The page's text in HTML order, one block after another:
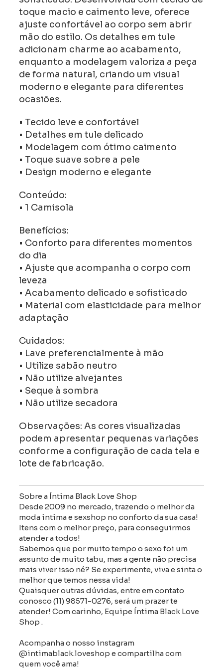
toque macio e caimento leve, oferece
ajuste confortável ao corpo sem abrir
mão do estilo. Os detalhes em tule
adicionam charme ao acabamento,
enquanto a modelagem valoriza a peça
de forma natural, criando um visual
moderno e elegante para diferentes
ocasiões.
• Tecido leve e confortável
• Detalhes em tule delicado
• Modelagem com ótimo caimento
• Toque suave sobre a pele
• Design moderno e elegante
Conteúdo:
• 1 Camisola
Benefícios:
• Conforto para diferentes momentos
do dia
• Ajuste que acompanha o corpo com
leveza
• Acabamento delicado e sofisticado
• Material com elasticidade para melhor
adaptação
Cuidados:
• Lave preferencialmente à mão
• Utilize sabão neutro
• Não utilize alvejantes
• Seque à sombra
• Não utilize secadora
Observações: As cores visualizadas
podem apresentar pequenas variações
conforme a configuração de cada tela e
lote de fabricação.
Sobre a Íntima Black Love Shop
Desde 2009 no mercado, trazendo o melhor da
moda intima e sexshop no conforto da sua casa!
Itens com o melhor preço, para conseguirmos
atender a todos!
Sabemos que por muito tempo o sexo foi um
assunto de muito tabu, mas a gente não precisa
mais viver isso né? Se experimente, viva e sinta o
melhor que temos nessa vida!
Quaisquer outras dúvidas, entre em contato
conosco (11) 98571-0276, será um prazer te
atender! Com carinho, Equipe Íntima Black Love
Shop .
Acompanha o nosso instagram
@intimablack.loveshop e compartilha com
quem você ama!